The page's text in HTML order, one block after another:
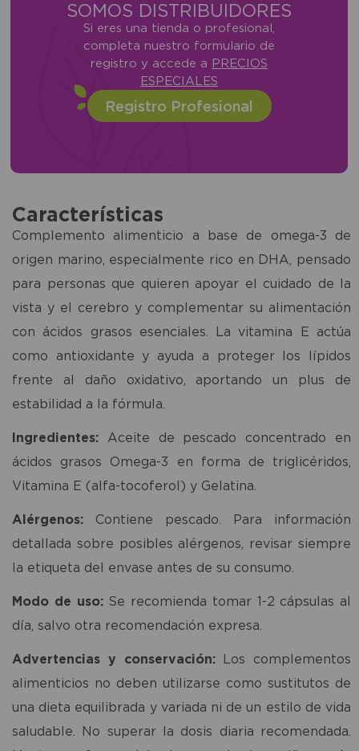
SOMOS DISTRIBUIDORES
Si eres una tienda o profesional,
completa nuestro formulario de
registro y accede a PRECIOS
ESPECIALES
Registro Profesional
Características
Complemento alimenticio a base de omega-3 de
origen marino, especialmente rico en DHA, pensado
para personas que quieren apoyar el cuidado de la
vista y el cerebro y complementar su alimentación
con ácidos grasos esenciales. La vitamina E actúa
como antioxidante y ayuda a proteger los lípidos
frente al daño oxidativo, aportando un plus de
estabilidad a la fórmula.
Ingredientes: Aceite de pescado concentrado en
ácidos grasos Omega-3 en forma de triglicéridos,
Vitamina E (alfa-tocoferol) y Gelatina.
Alérgenos: Contiene pescado. Para información
detallada sobre posibles alérgenos, revisar siempre
la etiqueta del envase antes de su consumo.
Modo de uso:Se recomienda tomar 1-2 cápsulas al
día, salvo otra recomendación expresa.
Advertencias y conservación:Los complementos
alimenticios no deben utilizarse como sustitutos de
una dieta equilibrada y variada ni de un estilo de vida
saludable. No superar la dosis diaria recomendada.